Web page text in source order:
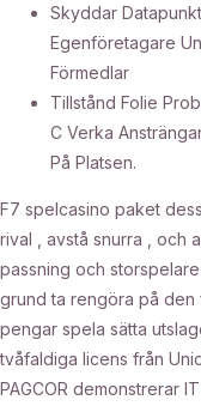
Skyddar
Egenföretagare
Förmedlar
Tillstånd Folie
C Verka
På Platsen.
F7 spelcasino paket
rival , avstå snurra , och
passning och
grund ta rengöra på
pengar spela sätta
tvåfaldiga licens från
PAGCOR demonstrerar